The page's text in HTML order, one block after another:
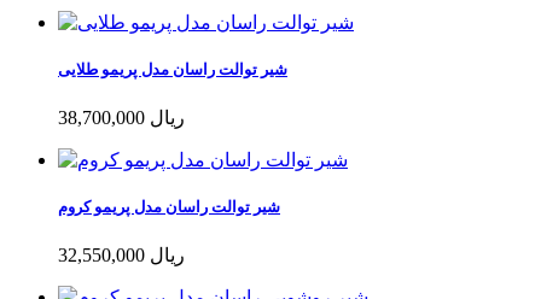
شیر توالت راسان مدل پریمو طلایی
38,700,000 ریال
شیر توالت راسان مدل پریمو کروم
32,550,000 ریال